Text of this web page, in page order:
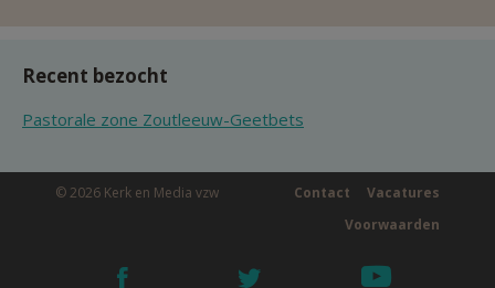
Recent bezocht
Pastorale zone Zoutleeuw-Geetbets
© 2026 Kerk en Media vzw Vacatures
Contact
Voorwaarden